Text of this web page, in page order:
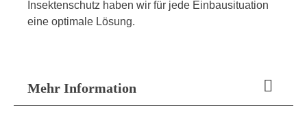
Insektenschutz haben wir für jede Einbausituation
eine optimale Lösung.
Mehr Information